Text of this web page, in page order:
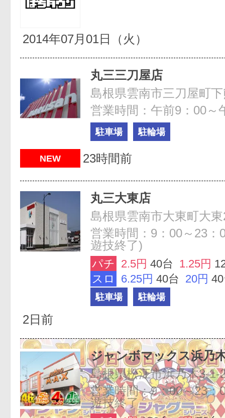
2014年07月01日（火）
丸三三刀屋店
島根県雲南市三刀屋町
営業時間：午前9：00～
駐車場 駐輪場
NEW 23時間前
丸三大東店
島根県雲南市大東町大
営業時間：9：00～23：
遊技終了)
パチ 2.5円 40台 1.25円
スロ
6.25円 40台 20円
駐車場 駐輪場
2日前
ジャンボマックス浜乃
島根県松江市浜乃木3-1-
営業時間：9：00～23
遊技終了